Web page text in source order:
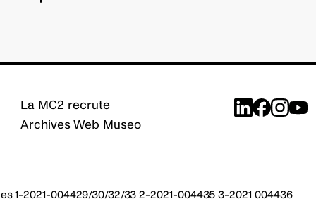
Personnalisez vos préférences pour
La MC2 recrute
Archives Web Museo
1-2021-004429/30/32/33 2-2021-004435 3-2021 004436